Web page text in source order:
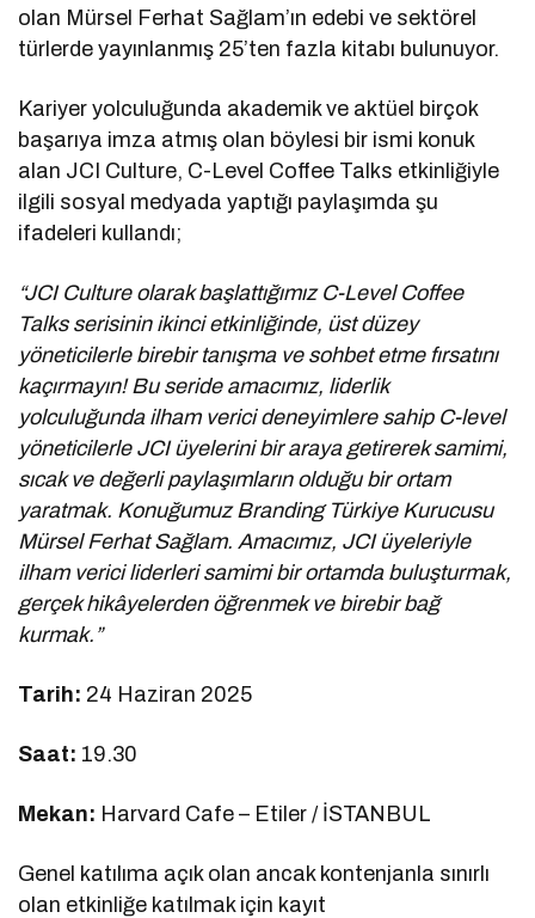
olan Mürsel Ferhat Sağlam’ın edebi ve sektörel
türlerde yayınlanmış 25’ten fazla kitabı bulunuyor.
Kariyer yolculuğunda akademik ve aktüel birçok
başarıya imza atmış olan böylesi bir ismi konuk
alan JCI Culture, C-Level Coffee Talks etkinliğiyle
ilgili sosyal medyada yaptığı paylaşımda şu
ifadeleri kullandı;
“JCI Culture olarak başlattığımız C-Level Coffee
Talks serisinin ikinci etkinliğinde, üst düzey
yöneticilerle birebir tanışma ve sohbet etme fırsatını
kaçırmayın! Bu seride amacımız, liderlik
yolculuğunda ilham verici deneyimlere sahip C-level
yöneticilerle JCI üyelerini bir araya getirerek samimi,
sıcak ve değerli paylaşımların olduğu bir ortam
yaratmak. Konuğumuz Branding Türkiye Kurucusu
Mürsel Ferhat Sağlam. Amacımız, JCI üyeleriyle
ilham verici liderleri samimi bir ortamda buluşturmak,
gerçek hikâyelerden öğrenmek ve birebir bağ
kurmak.”
Tarih: 24 Haziran 2025
Saat: 19.30
Mekan: Harvard Cafe – Etiler / İSTANBUL
Genel katılıma açık olan ancak kontenjanla sınırlı
olan etkinliğe katılmak için kayıt